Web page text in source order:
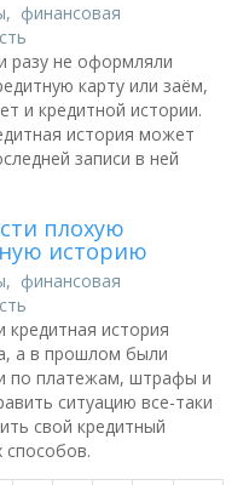
, финансовая
разу не оформляли
карту или заём,
и кредитной истории.
история может
записи в ней
плохую
историю
, финансовая
кредитная история
а в прошлом были
по платежам, штрафы и
ситуацию все-таки
свой кредитный
способов.